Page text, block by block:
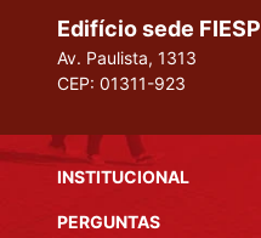
Edifício sede FIESP
Av. Paulista, 1313
CEP: 01311-923
INSTITUCIONAL
PERGUNTAS